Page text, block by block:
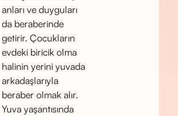
anları ve duyguları
da beraberinde
getirir. Çocukların
evdeki biricik olma
halinin yerini yuvada
arkadaşlarıyla
beraber olmak alır.
Yuva yaşantısında